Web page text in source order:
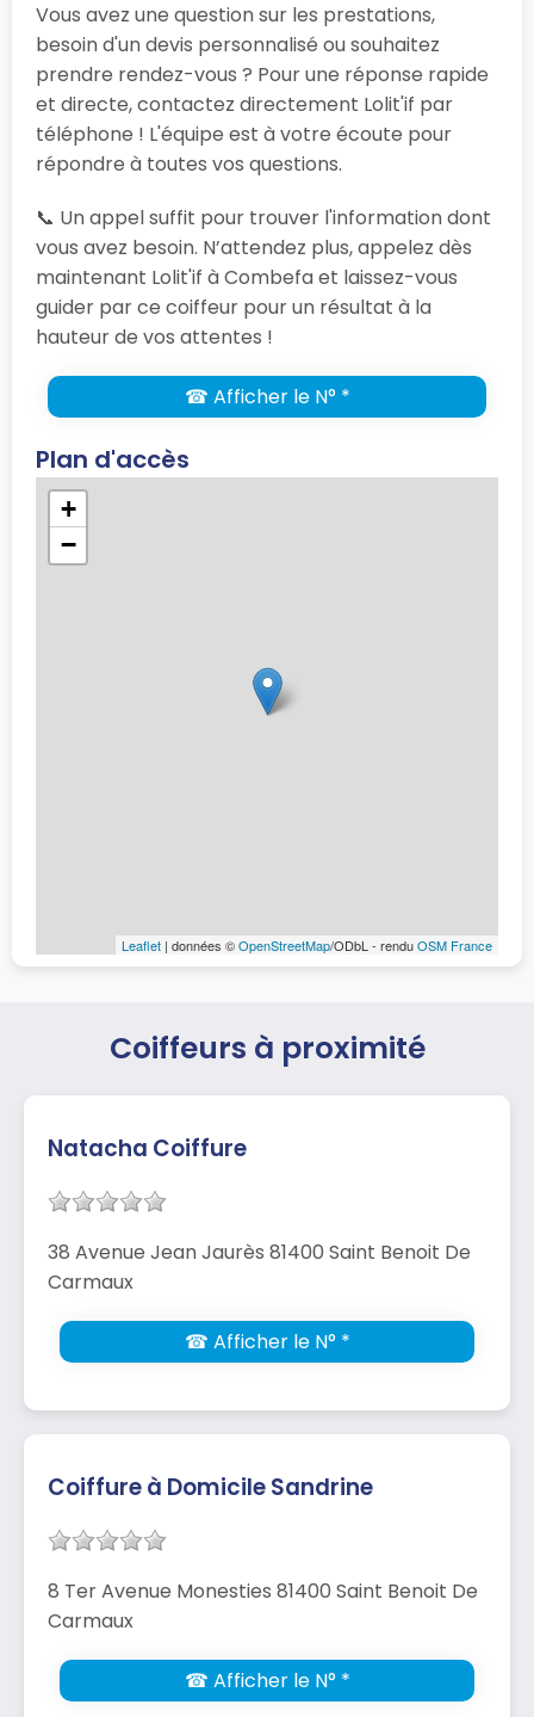
Vous avez une question sur les prestations,
besoin d'un devis personnalisé ou souhaitez
prendre rendez-vous ? Pour une réponse rapide
et directe, contactez directement Lolit'if par
téléphone ! L'équipe est à votre écoute pour
répondre à toutes vos questions.
📞 Un appel suffit pour trouver l'information dont
vous avez besoin. N’attendez plus, appelez dès
maintenant Lolit'if à Combefa et laissez-vous
guider par ce coiffeur pour un résultat à la
hauteur de vos attentes !
☎ Afficher le N° *
Plan d'accès
+
−
Leaflet | données ©OpenStreetMap/ODbL - renduOSM France
Coiffeurs à proximité
Natacha Coiffure
38 Avenue Jean Jaurès 81400 Saint Benoit De
Carmaux
☎ Afficher le N° *
Coiffure à Domicile Sandrine
8 Ter Avenue Monesties 81400 Saint Benoit De
Carmaux
☎ Afficher le N° *